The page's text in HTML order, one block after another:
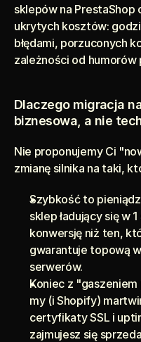
sklepów na PrestaShop
ukrytych kosztów:
błędami, porzuconych
zależności od humorów
Dlaczego migracja
biznesowa, a nie
Nie proponujemy Ci
zmianę silnika na taki,
Szybkość to
sklep ładujący się w
konwersję niż ten,
gwarantuje topową
serwerów.
Koniec z
my (i Shopify)
certyfikaty SSL i
zajmujesz się